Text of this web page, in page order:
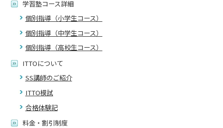
学習塾コース詳細
個別指導（小学生コース）
個別指導（中学生コース）
個別指導（高校生コース）
ITTOについて
SS講師のご紹介
ITTO模試
合格体験記
料金・割引制度